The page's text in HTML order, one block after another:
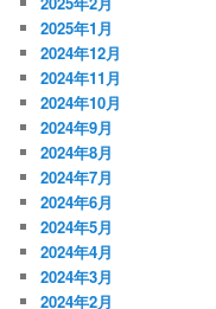
2025年1月
2024年12月
2024年11月
2024年10月
2024年9月
2024年8月
2024年7月
2024年6月
2024年5月
2024年4月
2024年3月
2024年2月